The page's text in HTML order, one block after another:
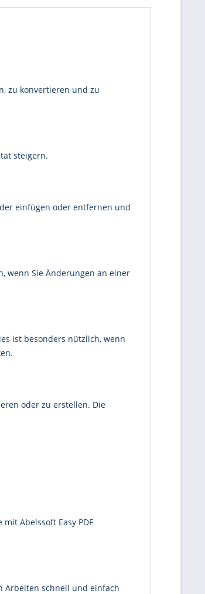
zu konvertieren und zu
steigern.
einfügen oder entfernen und
wenn Sie Änderungen an einer
ist besonders nützlich, wenn
oder zu erstellen. Die
Abelssoft Easy PDF
Arbeiten schnell und einfach